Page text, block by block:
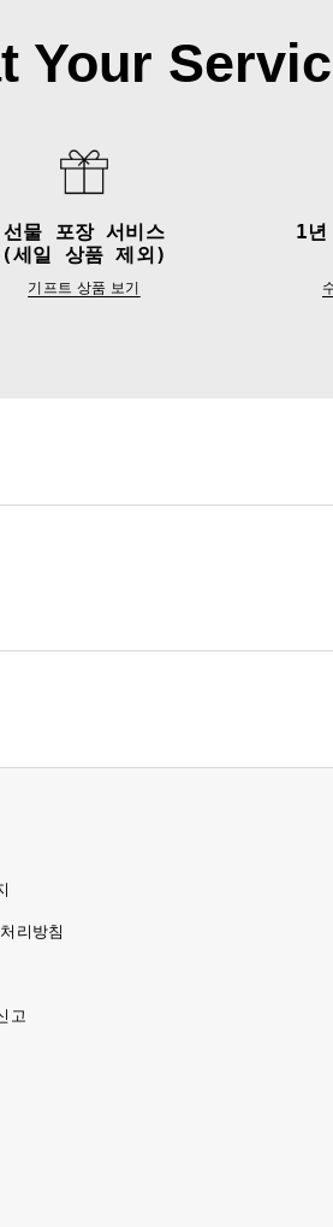
Your
선물 포장 서비스
(세일 상품 제외)
기프트 상품 보기
1
리방침
고